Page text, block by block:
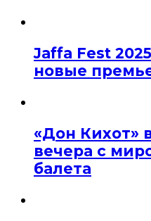
Jaffa Fest
новые
«Дон Кихот»
вечера с
балета